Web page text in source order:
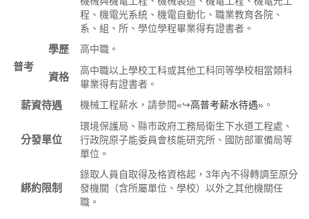
程、機電光系統、機電自動化、職業教育各院、
系、組、所、學位學程畢業得有證書者。
普考
學歷 高中職。
資格
高中職以上學校工科或其他工科同等學校相當類科
畢業得有證書者。
薪資待遇 機械工程薪水，請參閱«↪高普考薪水待遇»。
分發單位
環境保護局、縣市政府工務局衛生下水道工程處、
行政院原子能委員會核能研究所、國防部軍備局等
單位。
綁約限制
錄取人員自取得及格資格起，3年內不得轉調至原分
發機關（含所屬單位、學校）以外之其他機關任
職。